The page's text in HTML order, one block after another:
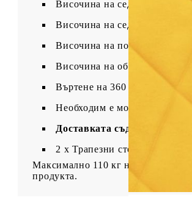
Височина на седалката от
Височина на седалката от
Височина на подлакътника:
Височина на облегалката: 34
Въртене на 360 градуса
Необходим е монтаж
Доставката съдържа:
2 x Трапезни стола
Максимално 110 кг на седалка.
продукта.